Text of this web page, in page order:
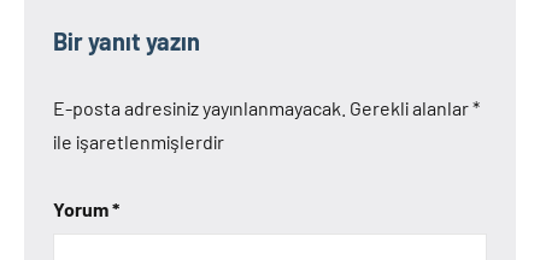
Bir yanıt yazın
E-posta adresiniz yayınlanmayacak. Gerekli alanlar*
ile işaretlenmişlerdir
Yorum*